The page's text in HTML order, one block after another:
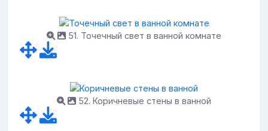
51. Точечный свет в ванной комнате
52. Коричневые стены в ванной